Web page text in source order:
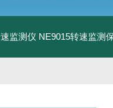
监测仪 NE9015转速监测